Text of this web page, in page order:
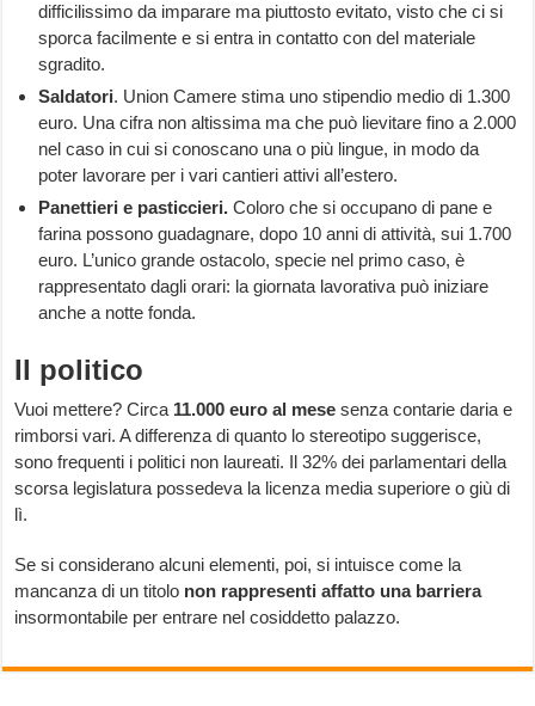
difficilissimo da imparare ma piuttosto evitato, visto che ci si
sporca facilmente e si entra in contatto con del materiale
sgradito.
Saldatori. Union Camere stima uno stipendio medio di 1.300
euro. Una cifra non altissima ma che può lievitare fino a 2.000
nel caso in cui si conoscano una o più lingue, in modo da
poter lavorare per i vari cantieri attivi all’estero.
Panettieri e pasticcieri. Coloro che si occupano di pane e
farina possono guadagnare, dopo 10 anni di attività, sui 1.700
euro. L’unico grande ostacolo, specie nel primo caso, è
rappresentato dagli orari: la giornata lavorativa può iniziare
anche a notte fonda.
Il politico
Vuoi mettere? Circa 11.000 euro al mese senza contarie daria e
rimborsi vari. A differenza di quanto lo stereotipo suggerisce,
sono frequenti i politici non laureati. Il 32% dei parlamentari della
scorsa legislatura possedeva la licenza media superiore o giù di
lì.
Se si considerano alcuni elementi, poi, si intuisce come la
mancanza di un titolo non rappresenti affatto una barriera
insormontabile per entrare nel cosiddetto palazzo.